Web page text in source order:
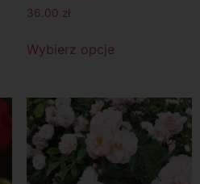
36.00 zł
Wybierz opcje